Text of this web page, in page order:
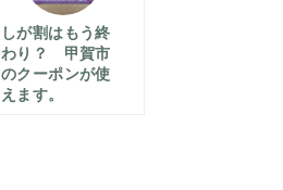
しが割はもう終
わり？ 甲賀市
のクーポンが使
えます。